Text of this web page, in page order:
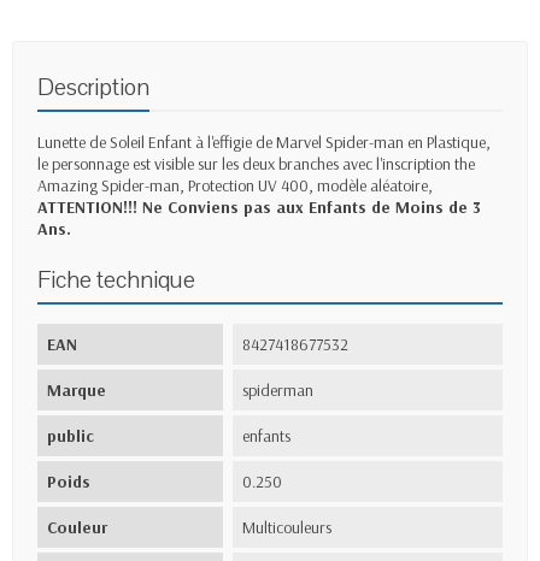
Description
Lunette de Soleil Enfant à l'effigie de Marvel Spider-man en Plastique,
le personnage est visible sur les deux branches avec l'inscription the
Amazing Spider-man, Protection UV 400, modèle aléatoire,
ATTENTION!!! Ne Conviens pas aux Enfants de Moins de 3
Ans.
Fiche technique
EAN 8427418677532
Marque spiderman
public enfants
Poids 0.250
Couleur Multicouleurs